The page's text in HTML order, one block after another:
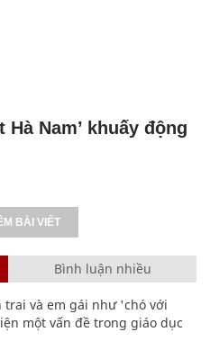
Hà Nam’ khuấy động
BÀI VIẾT
Bình luận nhiều
trai và em gái như 'chó với
một vấn đề trong giáo dục